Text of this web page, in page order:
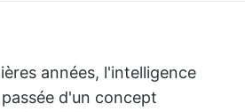
années, l'intelligence
d'un concept